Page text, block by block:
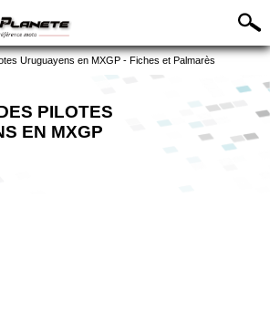
Uruguayens en MXGP - Fiches et Palmarès
PILOTES
EN MXGP